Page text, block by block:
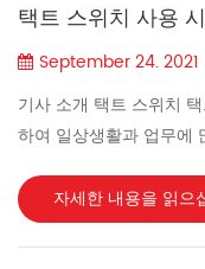
랜드 고객에게 서비스를
여기에서는 신에너지 자
드라이트 컨트롤러 및
부품 번호는 KAN45XX
택트 스위치 사용
September 24. 2021
기사 소개 택트 스위치
하여 일상생활과 업무에
전체 장치 회로가 정상적
황에 대응하여 택트 스
자세한 내용을 읽으